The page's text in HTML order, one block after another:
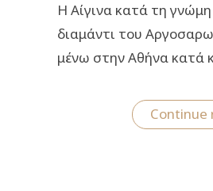
Η Αίγινα κατά τη γνώμη
διαμάντι του
μένω στην Αθήνα κατά
Continue